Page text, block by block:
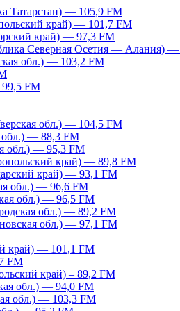
Татарстан) — 105,9 FM
край) — 101,7 FM
край) — 97,3 FM
Северная Осетия — Алания)
обл.) — 103,2 FM
FM
обл.) — 104,5 FM
обл.) — 88,3 FM
обл.) — 95,3 FM
край) — 89,8 FM
край) — 93,1 FM
обл.) — 96,6 FM
обл.) — 96,5 FM
обл.) — 89,2 FM
обл.) — 97,1 FM
край) — 101,1 FM
FM
край) – 89,2 FM
обл.) — 94,0 FM
обл.) — 103,3 FM